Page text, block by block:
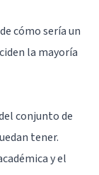
cómo sería un
la mayoría
conjunto de
tener.
y el